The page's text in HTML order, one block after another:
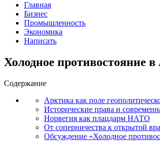
Главная
Бизнес
Промышленность
Экономика
Написать
Холодное противостояние
Содержание
Арктика как поле
Исторические права и
Норвегия как плацдарм НАТО
От соперничества к открытой
Обсуждение «Холодное